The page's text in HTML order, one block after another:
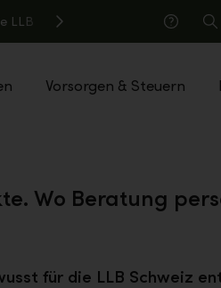
LLB
Hilfe
Vorsorgen & Steuern
Wo Beratung
für die LLB Schweiz